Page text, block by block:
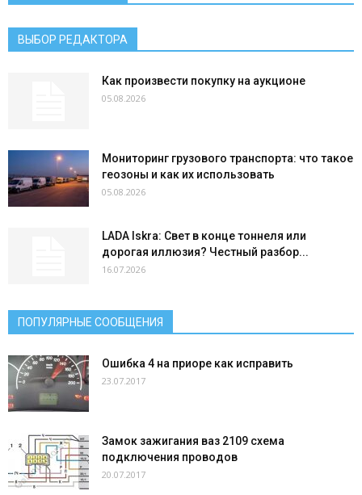
ВЫБОР РЕДАКТОРА
Как произвести покупку на аукционе
05.08.2026
Мониторинг грузового транспорта: что такое
геозоны и как их использовать
05.08.2026
LADA Iskra: Свет в конце тоннеля или
дорогая иллюзия? Честный разбор...
16.07.2026
ПОПУЛЯРНЫЕ СООБЩЕНИЯ
Ошибка 4 на приоре как исправить
23.07.2017
Замок зажигания ваз 2109 схема
подключения проводов
20.07.2017